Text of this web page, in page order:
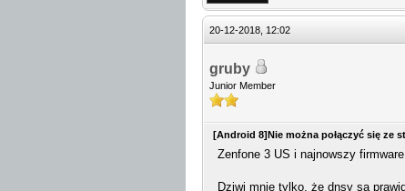
20-12-2018, 12:02
gruby
Junior Member
[Android 8]Nie można połączyć się ze
Zenfone 3 US i najnowszy
Dziwi mnie tylko, że dnsy są